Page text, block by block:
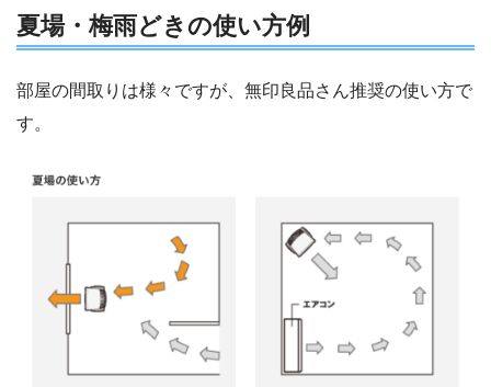
夏場・梅雨どきの使い方例
部屋の間取りは様々ですが、無印良品さん推奨の使い方で
す。